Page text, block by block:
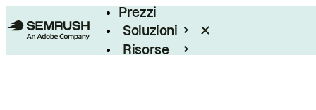
Prezzi
Soluzioni
Risorse